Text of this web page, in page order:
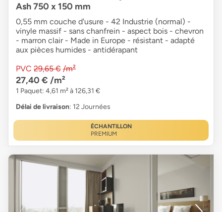
Ash 750 x 150 mm
0,55 mm couche d'usure - 42 Industrie (normal) -
vinyle massif - sans chanfrein - aspect bois - chevron
- marron clair - Made in Europe - résistant - adapté
aux pièces humides - antidérapant
PVC 29,65 € /m²
27,40 € /m²
1 Paquet: 4,61 m² à 126,31 €
Délai de livraison: 12 Journées
ÉCHANTILLON
PREMIUM